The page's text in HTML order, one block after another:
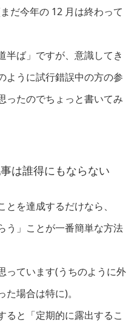
だ今年の 12 月は終わって
半ば」ですが、意識してき
ように試行錯誤中の方の参
ったのでちょっと書いてみ
は誰得にもならない
を達成するだけなら、
う」ことが一番簡単な方法
っています(うちのように外
場合は特に)。
ると「定期的に露出するこ